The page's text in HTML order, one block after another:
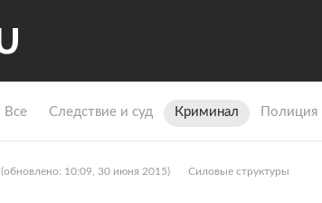
Все Следствие и суд Криминал
(обновлено: 10:09, 30 июня 2015) Силовые структуры